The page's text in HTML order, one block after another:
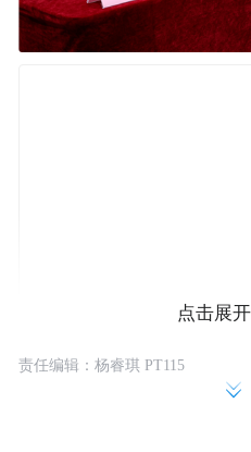
这批返回的科学实验
材料类、燃烧类的23
点击展
责任编辑：杨睿琪 PT115